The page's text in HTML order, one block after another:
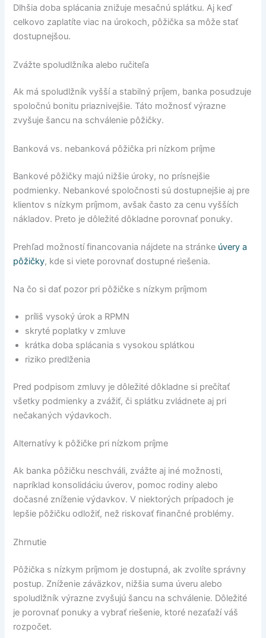
Dlhšia doba splácania znižuje mesačnú splátku. Aj keď
celkovo zaplatíte viac na úrokoch, pôžička sa môže stať
dostupnejšou.
Zvážte spoludlžníka alebo ručiteľa
Ak má spoludlžník vyšší a stabilný príjem, banka posudzuje
spoločnú bonitu priaznivejšie. Táto možnosť výrazne
zvyšuje šancu na schválenie pôžičky.
Banková vs. nebanková pôžička pri nízkom príjme
Bankové pôžičky majú nižšie úroky, no prísnejšie
podmienky. Nebankové spoločnosti sú dostupnejšie aj pre
klientov s nízkym príjmom, avšak často za cenu vyšších
nákladov. Preto je dôležité dôkladne porovnať ponuky.
Prehľad možností financovania nájdete na stránke úvery a
pôžičky, kde si viete porovnať dostupné riešenia.
Na čo si dať pozor pri pôžičke s nízkym príjmom
príliš vysoký úrok a RPMN
skryté poplatky v zmluve
krátka doba splácania s vysokou splátkou
riziko predlženia
Pred podpisom zmluvy je dôležité dôkladne si prečítať
všetky podmienky a zvážiť, či splátku zvládnete aj pri
nečakaných výdavkoch.
Alternatívy k pôžičke pri nízkom príjme
Ak banka pôžičku neschváli, zvážte aj iné možnosti,
napríklad konsolidáciu úverov, pomoc rodiny alebo
dočasné zníženie výdavkov. V niektorých prípadoch je
lepšie pôžičku odložiť, než riskovať finančné problémy.
Zhrnutie
Pôžička s nízkym príjmom je dostupná, ak zvolíte správny
postup. Zníženie záväzkov, nižšia suma úveru alebo
spoludlžník výrazne zvyšujú šancu na schválenie. Dôležité
je porovnať ponuky a vybrať riešenie, ktoré nezaťaží váš
rozpočet.